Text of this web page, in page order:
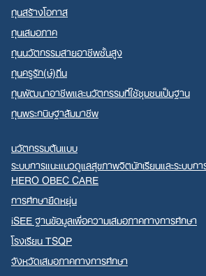
ทุนสร้างโอกาส
ทุนเสมอภาค
ทุนนวัตกรรมสายอาชีพชั้นสูง
ทุนครูรัก(ษ์)ถิ่น
ทุนพัฒนาอาชีพและนวัตกรรมที่ใช้ชุมชนเป็นฐาน
ทุนพระกนิษฐาสัมมาชีพ
นวัตกรรมต้นแบบ
ระบบการแนะแนวดูแลสุขภาพจิตนักเรียนและระบบก
HERO OBEC CARE
การศึกษายืดหยุ่น
iSEE ฐานข้อมูลเพื่อความเสมอภาคทางการศึกษา
โรงเรียน TSQP
จังหวัดเสมอภาคทางการศึกษา